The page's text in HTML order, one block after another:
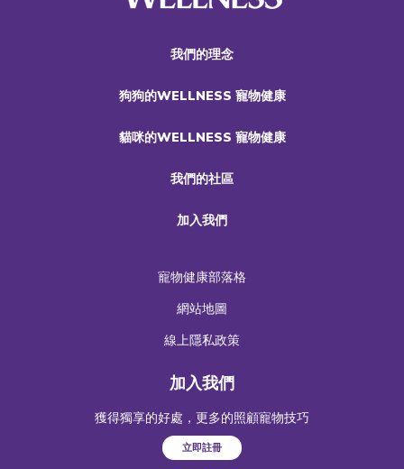
我們的理念
狗狗的WELLNESS 寵物健康
貓咪的WELLNESS 寵物健康
我們的社區
加入我們
寵物健康部落格
網站地圖
線上隱私政策
加入我們
獲得獨享的好處，更多的照顧寵物技巧
立即註冊